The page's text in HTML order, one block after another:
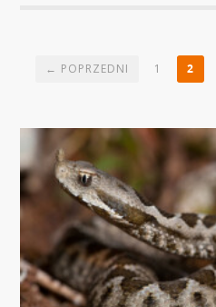
← POPRZEDNI 1 2